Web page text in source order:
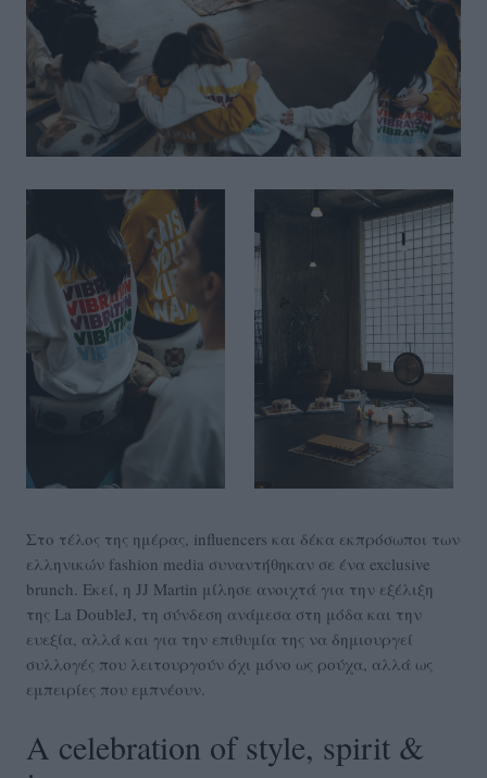
Στο τέλος της ημέρας, influencers και δέκα εκπρόσωποι των
ελληνικών fashion media συναντήθηκαν σε ένα exclusive
brunch. Εκεί, η JJ Martin μίλησε ανοιχτά για την εξέλιξη
της La DoubleJ, τη σύνδεση ανάμεσα στη μόδα και την
ευεξία, αλλά και για την επιθυμία της να δημιουργεί
συλλογές που λειτουργούν όχι μόνο ως ρούχα, αλλά ως
εμπειρίες που εμπνέουν.
A celebration of style, spirit &